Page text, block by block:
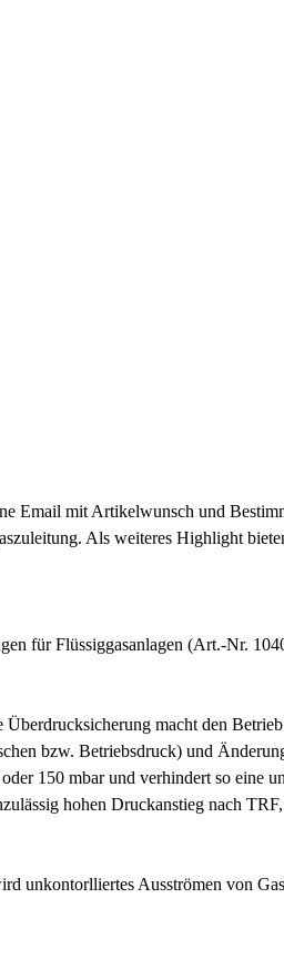
Email mit Artikelwunsch und
Als weiteres Highlight
für Flüssiggasanlagen (Art.-Nr.
macht den
bzw. Betriebsdruck) und
150 mbar und verhindert so eine
hohen Druckanstieg nach
unkontorlliertes Ausströmen von